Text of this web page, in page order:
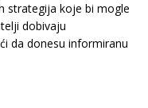
strategija koje bi mogle
dobivaju
da donesu informiranu